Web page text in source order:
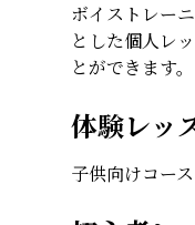
ボイストレー
とした個人レ
とができます。
体験レッ
子供向けコー